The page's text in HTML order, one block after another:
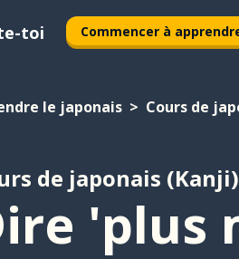
toi Commencer à
le japonais Cours de
de japonais
'plus